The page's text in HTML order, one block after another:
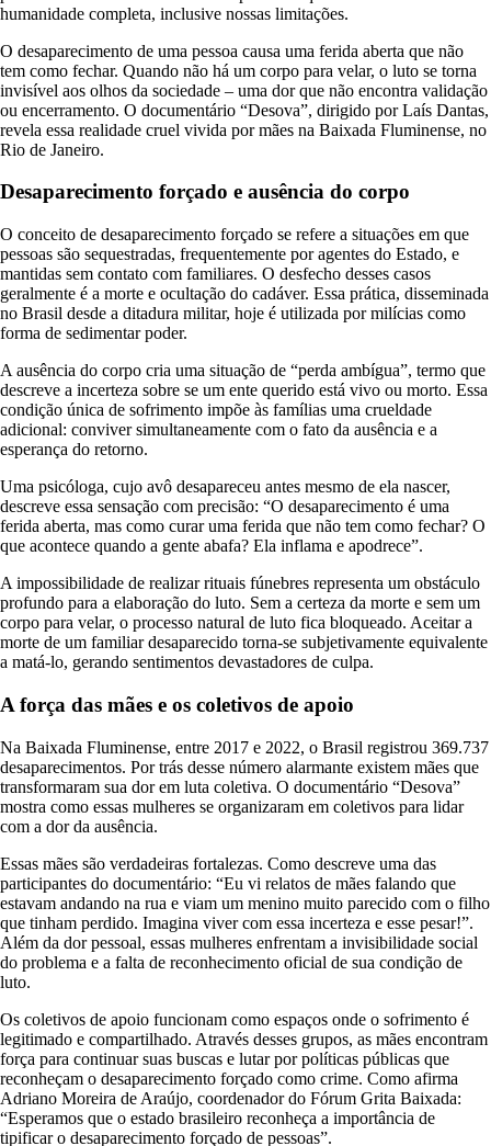
humanidade completa, inclusive nossas limitações.
O desaparecimento de uma pessoa causa uma ferida aberta que não
tem como fechar. Quando não há um corpo para velar, o luto se torna
invisível aos olhos da sociedade – uma dor que não encontra validação
ou encerramento. O documentário “Desova”, dirigido por Laís Dantas,
revela essa realidade cruel vivida por mães na Baixada Fluminense, no
Rio de Janeiro.
Desaparecimento forçado e ausência do corpo
O conceito de desaparecimento forçado se refere a situações em que
pessoas são sequestradas, frequentemente por agentes do Estado, e
mantidas sem contato com familiares. O desfecho desses casos
geralmente é a morte e ocultação do cadáver. Essa prática, disseminada
no Brasil desde a ditadura militar, hoje é utilizada por milícias como
forma de sedimentar poder.
A ausência do corpo cria uma situação de “perda ambígua”, termo que
descreve a incerteza sobre se um ente querido está vivo ou morto. Essa
condição única de sofrimento impõe às famílias uma crueldade
adicional: conviver simultaneamente com o fato da ausência e a
esperança do retorno.
Uma psicóloga, cujo avô desapareceu antes mesmo de ela nascer,
descreve essa sensação com precisão: “O desaparecimento é uma
ferida aberta, mas como curar uma ferida que não tem como fechar? O
que acontece quando a gente abafa? Ela inflama e apodrece”.
A impossibilidade de realizar rituais fúnebres representa um obstáculo
profundo para a elaboração do luto. Sem a certeza da morte e sem um
corpo para velar, o processo natural de luto fica bloqueado. Aceitar a
morte de um familiar desaparecido torna-se subjetivamente equivalente
a matá-lo, gerando sentimentos devastadores de culpa.
A força das mães e os coletivos de apoio
Na Baixada Fluminense, entre 2017 e 2022, o Brasil registrou 369.737
desaparecimentos. Por trás desse número alarmante existem mães que
transformaram sua dor em luta coletiva. O documentário “Desova”
mostra como essas mulheres se organizaram em coletivos para lidar
com a dor da ausência.
Essas mães são verdadeiras fortalezas. Como descreve uma das
participantes do documentário: “Eu vi relatos de mães falando que
estavam andando na rua e viam um menino muito parecido com o filho
que tinham perdido. Imagina viver com essa incerteza e esse pesar!”.
Além da dor pessoal, essas mulheres enfrentam a invisibilidade social
do problema e a falta de reconhecimento oficial de sua condição de
luto.
Os coletivos de apoio funcionam como espaços onde o sofrimento é
legitimado e compartilhado. Através desses grupos, as mães encontram
força para continuar suas buscas e lutar por políticas públicas que
reconheçam o desaparecimento forçado como crime. Como afirma
Adriano Moreira de Araújo, coordenador do Fórum Grita Baixada:
“Esperamos que o estado brasileiro reconheça a importância de
tipificar o desaparecimento forçado de pessoas”.